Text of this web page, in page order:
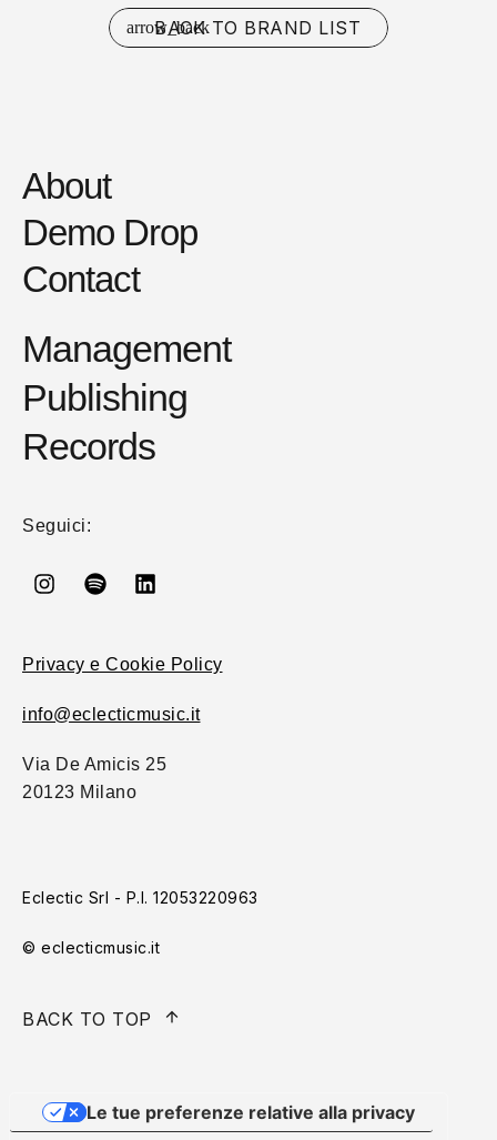
BACK TO BRAND LIST
About
Demo Drop
Contact
Management
Publishing
Records
Seguici:
Privacy e Cookie Policy
info@eclecticmusic.it
Via De Amicis 25
20123 Milano
Eclectic Srl - P.I. 12053220963
© eclecticmusic.it
BACK TO TOP
Le tue preferenze relative alla privacy